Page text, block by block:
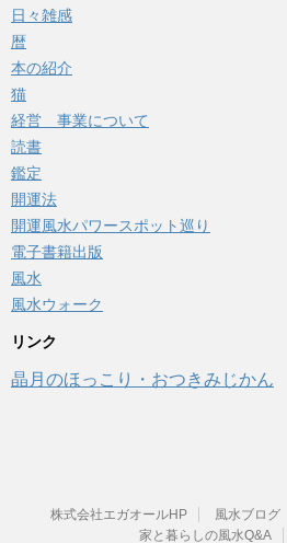
日々雑感
暦
本の紹介
猫
経営 事業について
読書
鑑定
開運法
開運風水パワースポット巡り
電子書籍出版
風水
風水ウォーク
リンク
晶月のほっこり・おつきみじかん
株式会社エガオールHP 風水ブログ
家と暮らしの風水Q&A